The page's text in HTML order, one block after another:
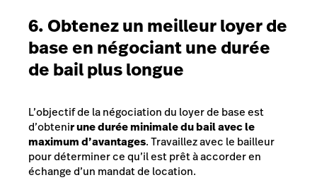
6. Obtenez un meilleur loyer de
base en négociant une durée
de bail plus longue
L’objectif de la négociation du loyer de base est
d’obtenir une durée minimale du bail avec le
maximum d’avantages. Travaillez avec le bailleur
pour déterminer ce qu’il est prêt à accorder en
échange d’un mandat de location.